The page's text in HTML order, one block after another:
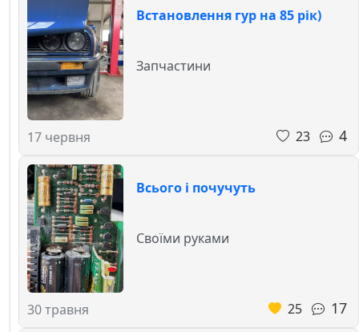
Встановлення гур на 85 рік)
17 червня
Запчастини
23 4
Всього і почучуть
30 травня
Своїми руками
25 17